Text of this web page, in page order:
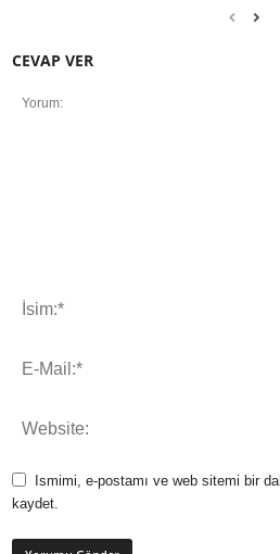
CEVAP VER
Ismimi, e-postamı ve web sitemi bir
kaydet.